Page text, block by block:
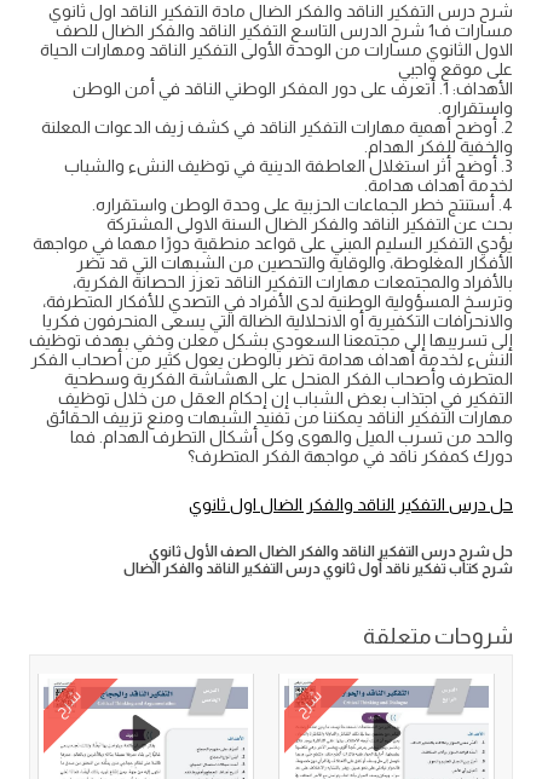
شرح درس التفكير الناقد والفكر الضال مادة التفكير الناقد اول ثانوي
مسارات ف1 شرح الدرس التاسع التفكير الناقد والفكر الضال للصف
الاول الثانوي مسارات من الوحدة الأولى التفكير الناقد ومهارات الحياة
على موقع واجبي
الأهداف: 1. أتعرف على دور المفكر الوطني الناقد في أمن الوطن
واستقراره.
2. أوضح أهمية مهارات التفكير الناقد في كشف زيف الدعوات المعلنة
والخفية للفكر الهدام.
3. أوضح أثر استغلال العاطفة الدينية في توظيف النشء والشباب
لخدمة أهداف هدامة.
4. أستنتج خطر الجماعات الحزبية على وحدة الوطن واستقراره.
بحث عن التفكير الناقد والفكر الضال السنة الاولى المشتركة
يؤدي التفكير السليم المبني على قواعد منطقية دورًا مهما في مواجهة
الأفكار المغلوطة، والوقاية والتحصين من الشبهات التي قد تضر
بالأفراد والمجتمعات مهارات التفكير الناقد تعزز الحصانة الفكرية،
وترسخ المسؤولية الوطنية لدى الأفراد في التصدي للأفكار المتطرفة،
والانحرافات التكفيرية أو الانحلالية الضالة التي يسعى المنحرفون فكريا
إلى تسريبها إلى مجتمعنا السعودي بشكل معلن وخفي بهدف توظيف
النشء لخدمة أهداف هدامة تضر بالوطن يعول كثير من أصحاب الفكر
المتطرف وأصحاب الفكر المنحل على الهشاشة الفكرية وسطحية
التفكير في اجتذاب بعض الشباب إن إحكام العقل من خلال توظيف
مهارات التفكير الناقد يمكننا من تفنيد الشبهات ومنع تزييف الحقائق
والحد من تسرب الميل والهوى وكل أشكال التطرف الهدام. فما
دورك كمفكر ناقد في مواجهة الفكر المتطرف؟
حل درس التفكير الناقد والفكر الضال اول ثانوي
حل شرح درس التفكير الناقد والفكر الضال الصف الأول ثانوي
شرح كتاب تفكير ناقد أول ثانوي درس التفكير الناقد والفكر الضال
شروحات متعلقة
شرح شرح